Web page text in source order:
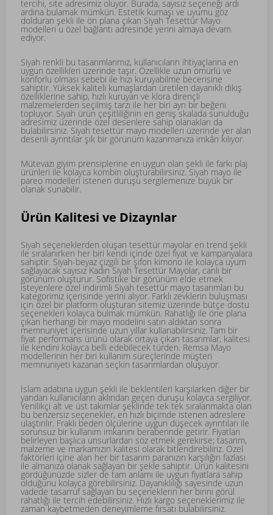
tercihi, site adresimiz oluyor. Burada, sayısız seçeneği ardı
ardına bulamak mümkün. Estetik kumaşı ve uyumu göz
dolduran şekli ile ön plana çıkan Siyah Tesettür Mayo
modelleri u özel bağlantı adresinde yerini almaya devam
ediyor.
Siyah renkli bu tasarımlarımız, kullanıcıların ihtiyaçlarına en
uygun özellikleri üzerinde taşır. Özellikle uzun ömürlü ve
konforlu olması sebebi ile hızı kuruyabilme becerisine
sahiptir. Yüksek kaliteli kumaşlardan üretilen dayanıklı dikiş
özelliklerine sahip, hızlı kuruyan ve klora dirençli
malzemelerden seçilmiş tarzı ile her biri ayrı bir beğeni
topluyor. Siyah ürün çeşitliliğinin en geniş skalada sunulduğu
adresimiz üzerinde özel desenlere sahip olanakları da
bulabilirsiniz. Siyah tesettür mayo modelleri üzerinde yer alan
desenli ayrıntılar şık bir görünüm kazanmanıza imkân kılıyor.
Mütevazı giyim prensiplerine en uygun olan şekli ile farkı plaj
ürünleri ile kolayca kombin oluşturabilirsiniz. Siyah mayo ile
pareo modelleri istenen duruşu sergilemenize büyük bir
olanak sunabilir.
Ürün Kalitesi ve Dizaynlar
Siyah seçeneklerden oluşan tesettür mayolar en trend şekli
ile sıralanırken her biri kendi içinde özel fiyat ve kampanyalara
sahiptir. Siyah-beyaz çizgili bir şifon kimono ile kolayca uyum
sağlayacak sayısız Kadın Siyah Tesettür Mayolar, canlı bir
görünüm oluşturur. Sofistike bir görünüm elde etmek
isteyenlere özel indirimli Siyah tesettür mayo tasarımları bu
kategorimiz içerisinde yerini alıyor. Farklı zevklerin buluşması
için özel bir platform oluşturan sitemiz üzerinde bütçe dostu
seçenekleri kolayca bulmak mümkün. Rahatlığı ile öne plana
çıkan herhangi bir mayo modelini satın aldıktan sonra
memnuniyet içerisinde uzun yıllar kullanabilirsiniz. Tam bir
fiyat performans ürünü olarak ortaya çıkan tasarımlar, kalitesi
ile kendini kolayca belli edebilecek türden. Remsa Mayo
modellerinin her biri kullanım süreçlerinde müşteri
memnuniyeti kazanan seçkin tasarımlardan oluşuyor.
İslam adabına uygun şekli ile beklentileri karşılarken diğer bir
yandan kullanıcıların aklından geçen duruşu kolayca sergiliyor.
Yenilikçi alt ve üst takımlar şeklinde tek tek sıralanmakta olan
bu benzersiz seçenekler, en hızlı biçimde istenen adreslere
ulaştırılır. Fraklı beden ölçülerine uygun düşecek ayrıntıları ile
sorunsuz bir kullanım imkanını beraberinde getirir. Fiyatları
belirleyen başlıca unsurlardan söz etmek gerekirse; tasarım,
malzeme ve markamızın kalitesi olarak bitlendirebiliriz. Özel
faktörleri içine alan her bir tasarım paranızın karşılığın fazlası
ile almanıza olanak sağlayan bir şekle sahiptir. Ürün kalitesini
gördüğünüzde sizler de tam anlamı ile uygun fiyatlara sahip
olduğunu kolayca görebilirsiniz. Dayanıklılığı sayesinde uzun
vadede tasarruf sağlayan bu seçeneklerin her birini görül
rahatlığı ile tercih edebilirsiniz. Hızlı kargo seçeneklerimiz ile
zaman kaybetmeden deneyimleme fırsatı bulabilirsiniz.